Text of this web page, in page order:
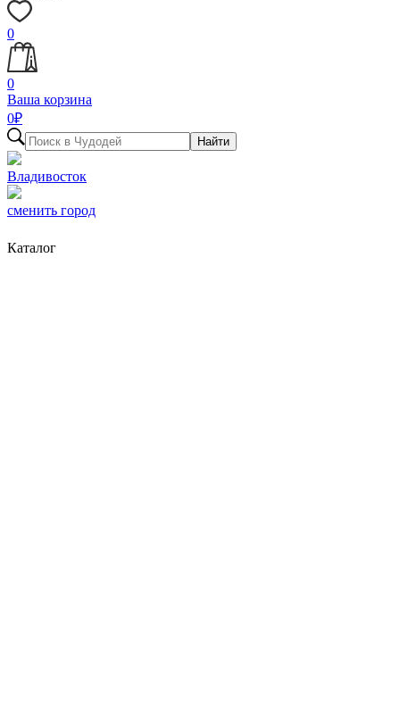
0
0
Ваша корзина
0₽
Найти
Владивосток
сменить город
Каталог